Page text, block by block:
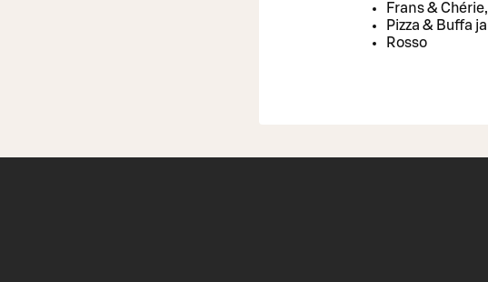
Frans & Chérie,
Pizza & Buffa ja
Rosso